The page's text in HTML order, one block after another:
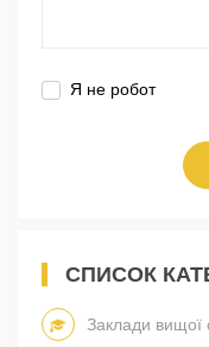
Я не робот
СПИСОК
Заклади вищої